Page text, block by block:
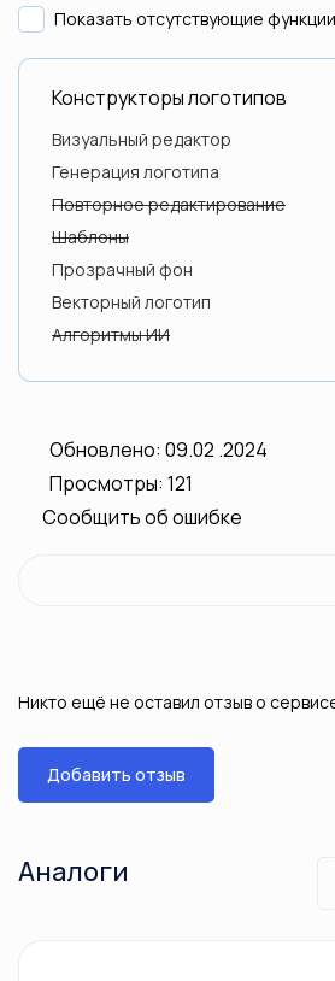
Показать отсутствующие функции
Конструкторы логотипов
Визуальный редактор
Генерация логотипа
Повторное редактирование
Шаблоны
Прозрачный фон
Векторный логотип
Алгоритмы ИИ
Обновлено: 09.02 .2024
Просмотры: 121
Сообщить об ошибке
Никто ещё не оставил отзыв о
Добавить отзыв
Аналоги